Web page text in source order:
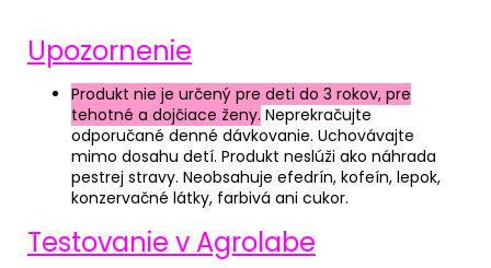
Upozornenie
Produkt nie je určený pre deti do 3 rokov, pre
tehotné a dojčiace ženy. Neprekračujte
odporučané denné dávkovanie. Uchovávajte
mimo dosahu detí. Produkt neslúži ako náhrada
pestrej stravy. Neobsahuje efedrín, kofeín, lepok,
konzervačné látky, farbivá ani cukor.
Testovanie v Agrolabe